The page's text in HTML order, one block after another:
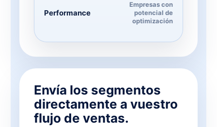
Performance
Empresas con
potencial de
optimización
Envía los segmentos
directamente a vuestro
flujo de ventas.